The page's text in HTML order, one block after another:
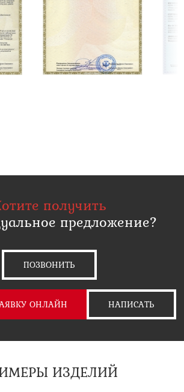
получить
предложение?
ПОЗВОНИТЬ
ОНЛАЙН НАПИСАТЬ
ИЗДЕЛИЙ